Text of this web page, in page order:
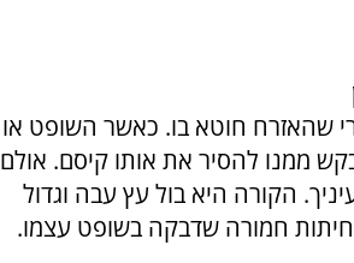
שהאזרח חוטא בו. כאשר השופט או
ממנו להסיר את אותו קיסם. אולם
הקורה היא בול עץ עבה וגדול
חמורה שדבקה בשופט עצמו.